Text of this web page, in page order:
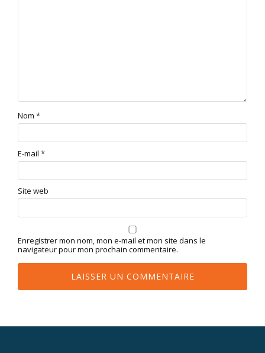
Nom *
E-mail *
Site web
Enregistrer mon nom, mon e-mail et mon site dans le
navigateur pour mon prochain commentaire.